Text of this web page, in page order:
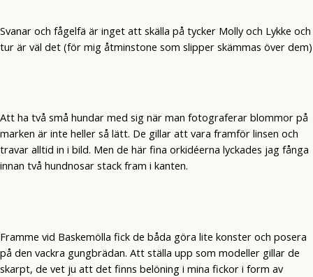
Svanar och fågelfä är inget att skälla på tycker Molly och Lykke och
tur är väl det (för mig åtminstone som slipper skämmas över dem)
Att ha två små hundar med sig när man fotograferar blommor på
marken är inte heller så lätt. De gillar att vara framför linsen och
travar alltid in i bild. Men de här fina orkidéerna lyckades jag fånga
innan två hundnosar stack fram i kanten.
Framme vid Baskemölla fick de båda göra lite konster och posera
på den vackra gungbrädan. Att ställa upp som modeller gillar de
skarpt, de vet ju att det finns belöning i mina fickor i form av